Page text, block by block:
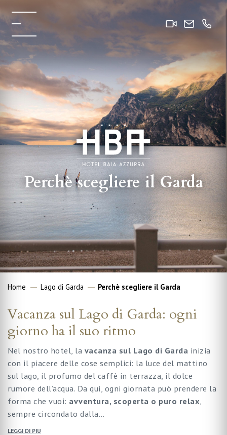
Perchè scegliere il Garda
Home Lago di Garda Perchè scegliere il Garda
Vacanza sul Lago di Garda: ogni
giorno ha il suo ritmo
Nel nostro hotel, la vacanza sul Lago di Garda inizia
con il piacere delle cose semplici: la luce del mattino
sul lago, il profumo del caffè in terrazza, il dolce
rumore dell’acqua. Da qui, ogni giornata può prendere la
forma che vuoi: avventura, scoperta o puro relax
sempre circondato dalla…
LEGGI DI PIU